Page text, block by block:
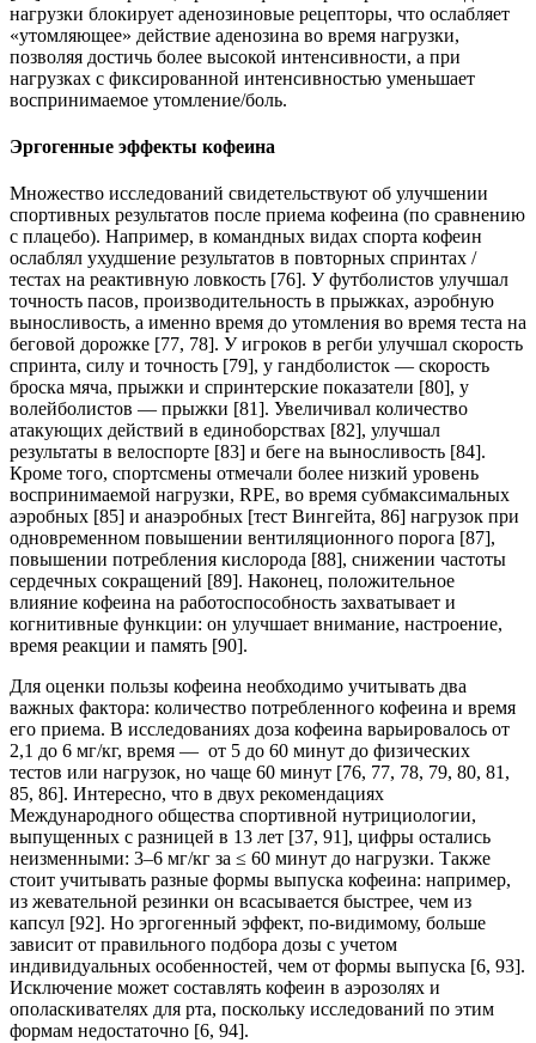
нагрузки блокирует аденозиновые рецепторы, что ослабляет
«утомляющее» действие аденозина во время нагрузки,
позволяя достичь более высокой интенсивности, а при
нагрузках с фиксированной интенсивностью уменьшает
воспринимаемое утомление/боль.
Эргогенные эффекты кофеина
Множество исследований свидетельствуют об улучшении
спортивных результатов после приема кофеина (по сравнению
с плацебо). Например, в командных видах спорта кофеин
ослаблял ухудшение результатов в повторных спринтах /
тестах на реактивную ловкость [76]. У футболистов улучшал
точность пасов, производительность в прыжках, аэробную
выносливость, а именно время до утомления во время теста на
беговой дорожке [77, 78]. У игроков в регби улучшал скорость
спринта, силу и точность [79], у гандболисток — скорость
броска мяча, прыжки и спринтерские показатели [80], у
волейболистов — прыжки [81]. Увеличивал количество
атакующих действий в единоборствах [82], улучшал
результаты в велоспорте [83] и беге на выносливость [84].
Кроме того, спортсмены отмечали более низкий уровень
воспринимаемой нагрузки, RPE, во время субмаксимальных
аэробных [85] и анаэробных [тест Вингейта, 86] нагрузок при
одновременном повышении вентиляционного порога [87],
повышении потребления кислорода [88], снижении частоты
сердечных сокращений [89]. Наконец, положительное
влияние кофеина на работоспособность захватывает и
когнитивные функции: он улучшает внимание, настроение,
время реакции и память [90].
Для оценки пользы кофеина необходимо учитывать два
важных фактора: количество потребленного кофеина и время
его приема. В исследованиях доза кофеина варьировалось от
2,1 до 6 мг/кг, время — от 5 до 60 минут до физических
тестов или нагрузок, но чаще 60 минут [76, 77, 78, 79, 80, 81,
85, 86]. Интересно, что в двух рекомендациях
Международного общества спортивной нутрициологии,
выпущенных с разницей в 13 лет [37, 91], цифры остались
неизменными: 3–6 мг/кг за ≤ 60 минут до нагрузки. Также
стоит учитывать разные формы выпуска кофеина: например,
из жевательной резинки он всасывается быстрее, чем из
капсул [92]. Но эргогенный эффект, по-видимому, больше
зависит от правильного подбора дозы с учетом
индивидуальных особенностей, чем от формы выпуска [6, 93].
Исключение может составлять кофеин в аэрозолях и
ополаскивателях для рта, поскольку исследований по этим
формам недостаточно [6, 94].